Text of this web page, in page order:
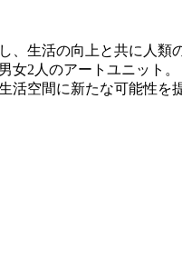
生活の向上と共に人類
女2人のアートユニット。
空間に新たな可能性を